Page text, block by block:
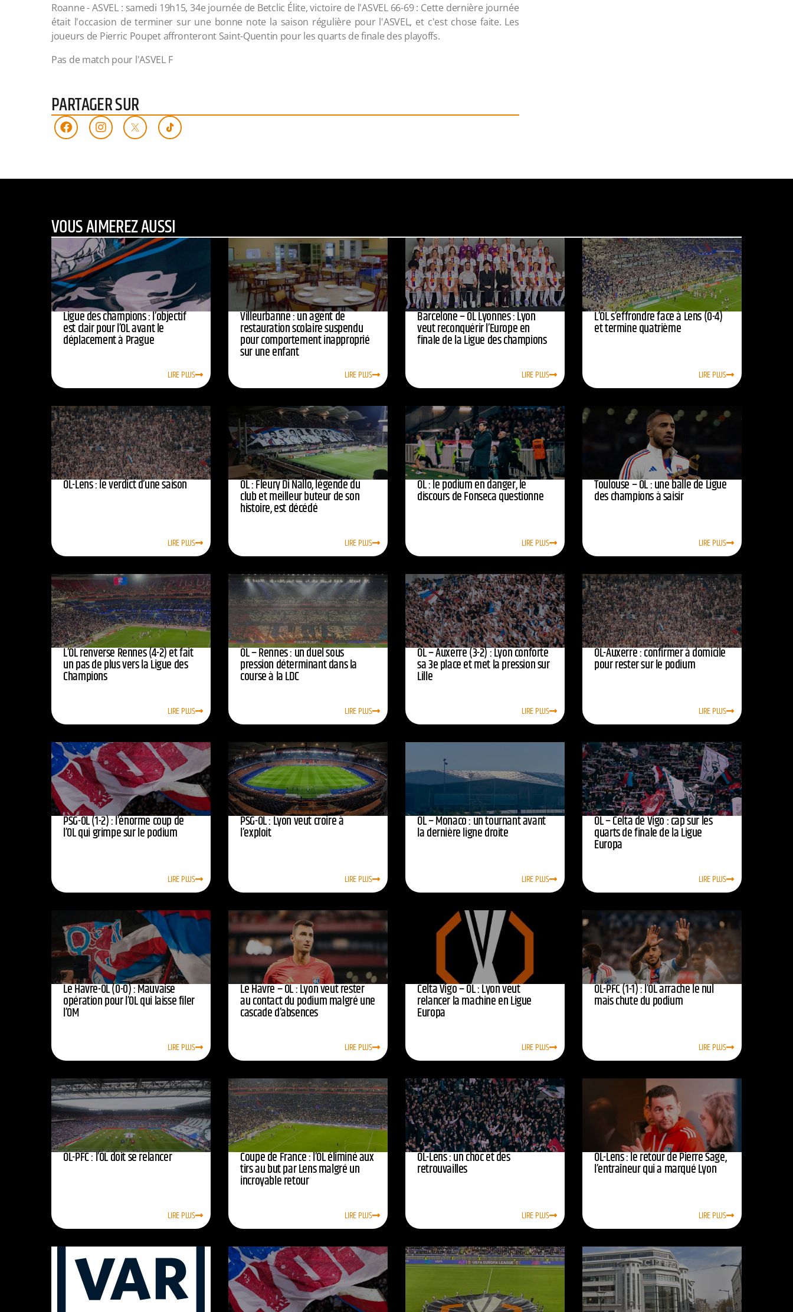
Roanne - ASVEL : samedi 19h15, 34e journée de Betclic Élite, victoire de l'ASVEL 66-69 : Cette dernière journée
était l'occasion de terminer sur une bonne note la saison régulière pour l'ASVEL, et c'est chose faite. Les
joueurs de Pierric Poupet affronteront Saint-Quentin pour les quarts de finale des playoffs.
Pas de match pour l'ASVEL F
PARTAGER SUR
VOUS AIMEREZ AUSSI
Ligue des champions : l’objectif
est clair pour l’OL avant le
déplacement à Prague
LIRE PLUS
Villeurbanne : un agent de
restauration scolaire suspendu
pour comportement inapproprié
sur une enfant
LIRE PLUS
Barcelone – OL Lyonnes : Lyon
veut reconquérir l’Europe en
finale de la Ligue des champions
LIRE PLUS
L’OL s’effrondre face à Lens (0-4)
et termine quatrième
LIRE PLUS
OL-Lens : le verdict d’une saison
LIRE PLUS
OL : Fleury Di Nallo, légende du
club et meilleur buteur de son
histoire, est décédé
LIRE PLUS
OL : le podium en danger, le
discours de Fonseca questionne
LIRE PLUS
Toulouse – OL : une balle de Ligue
des champions à saisir
LIRE PLUS
L’OL renverse Rennes (4-2) et fait
un pas de plus vers la Ligue des
Champions
LIRE PLUS
OL – Rennes : un duel sous
pression déterminant dans la
course à la LDC
LIRE PLUS
OL – Auxerre (3-2) : Lyon conforte
sa 3e place et met la pression sur
Lille
LIRE PLUS
OL-Auxerre : confirmer à domicile
pour rester sur le podium
LIRE PLUS
PSG-OL (1-2) : l’énorme coup de
l’OL qui grimpe sur le podium
LIRE PLUS
PSG-OL : Lyon veut croire à
l’exploit
LIRE PLUS
OL – Monaco : un tournant avant
la dernière ligne droite
LIRE PLUS
OL – Celta de Vigo : cap sur les
quarts de finale de la Ligue
Europa
LIRE PLUS
Le Havre-OL (0-0) : Mauvaise
opération pour l’OL qui laisse filer
l’OM
LIRE PLUS
Le Havre – OL : Lyon veut rester
au contact du podium malgré une
cascade d’absences
LIRE PLUS
Celta Vigo – OL : Lyon veut
relancer la machine en Ligue
Europa
LIRE PLUS
OL-PFC (1-1) : l’OL arrache le nul
mais chute du podium
LIRE PLUS
OL-PFC : l’OL doit se relancer
LIRE PLUS
Coupe de France : l’OL éliminé aux
tirs au but par Lens malgré un
incroyable retour
LIRE PLUS
OL-Lens : un choc et des
retrouvailles
LIRE PLUS
OL-Lens : le retour de Pierre Sage,
l’entraîneur qui a marqué Lyon
LIRE PLUS